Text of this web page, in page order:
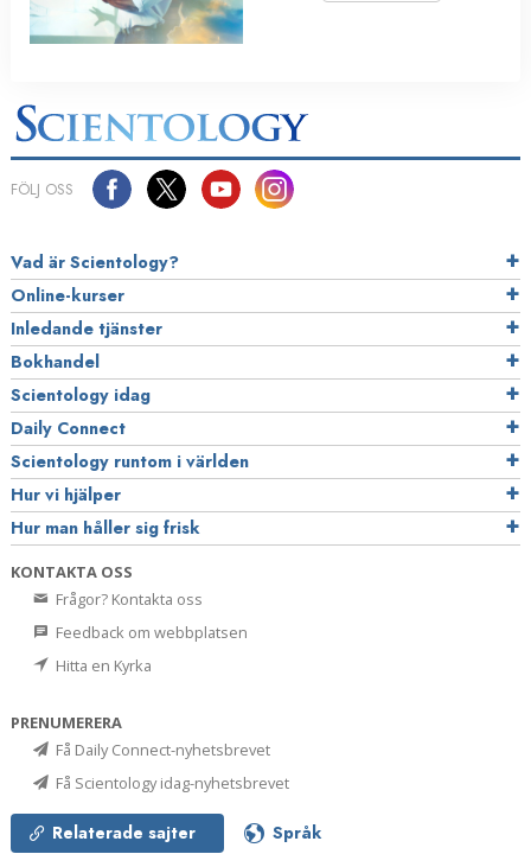
FÖLJ OSS
Vad är Scientology?
Online-kurser
Inledande tjänster
Bokhandel
Scientology idag
Daily Connect
Scientology runtom i världen
Hur vi hjälper
Hur man håller sig frisk
KONTAKTA OSS
Frågor? Kontakta oss
Feedback om webbplatsen
Hitta en Kyrka
PRENUMERERA
Få Daily Connect-nyhetsbrevet
Få Scientology idag-nyhetsbrevet
Relaterade sajter Språk